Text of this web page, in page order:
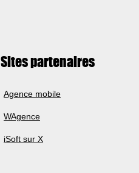
Sites partenaires
Agence mobile
WAgence
iSoft sur X